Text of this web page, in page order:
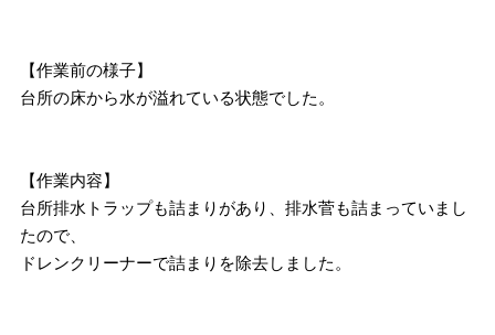
【作業前の様子】
台所の床から水が溢れている状態でした。
【作業内容】
台所排水トラップも詰まりがあり、排水菅も詰まっていまし
たので、
ドレンクリーナーで詰まりを除去しました。